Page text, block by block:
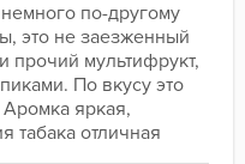
по-другому
это не заезженный
прочий мультифрукт,
По вкусу это
яркая,
табака отличная